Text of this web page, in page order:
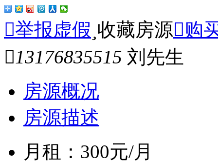
举报虚假 收藏房源购
13176835515 刘先生
房源概况
房源描述
月租： 300元/月